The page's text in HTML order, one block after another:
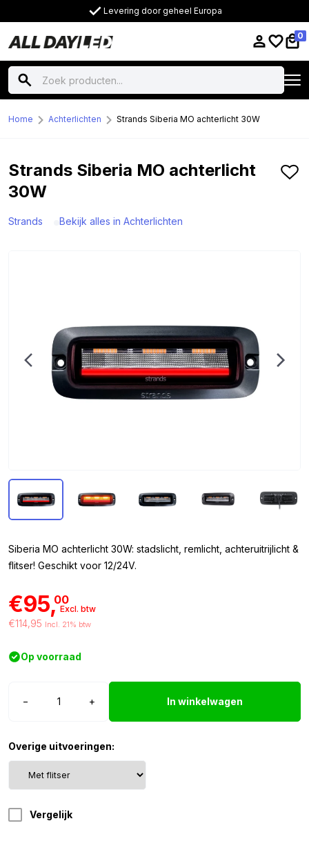
Levering door geheel Europa
0
Home Achterlichten Strands Siberia MO achterlicht 30W
Strands Siberia MO achterlicht
30W
Strands Bekijk alles in Achterlichten
Siberia MO achterlicht 30W: stadslicht, remlicht, achteruitrijlicht &
flitser! Geschikt voor 12/24V.
€95,00
Excl. btw
€114,95 Incl. 21% btw
Op voorraad
−
Siberia
aantal
+ In winkelwagen
Overige uitvoeringen:
Vergelijk